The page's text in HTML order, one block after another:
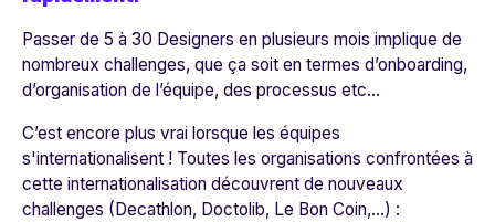
Passer de 5 à 30 Designers en plusieurs mois implique de
nombreux challenges, que ça soit en termes d’onboarding,
d’organisation de l’équipe, des processus etc...
C’est encore plus vrai lorsque les équipes
s'internationalisent ! Toutes les organisations confrontées à
cette internationalisation découvrent de nouveaux
challenges (Decathlon, Doctolib, Le Bon Coin,…) :